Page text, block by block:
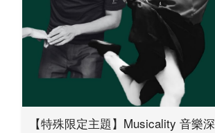
【特殊限定主題】Musicality 音樂